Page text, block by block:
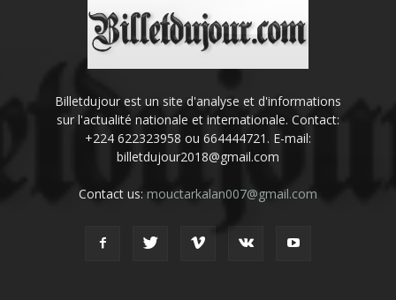
Billetdujour est un site d'analyse et d'informations
sur l'actualité nationale et internationale. Contact:
+224 622323958 ou 664444721. E-mail:
billetdujour2018@gmail.com
Contact us: mouctarkalan007@gmail.com